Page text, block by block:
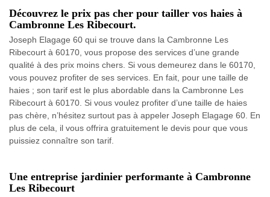
Découvrez le prix pas cher pour tailler vos haies à
Cambronne Les Ribecourt.
Joseph Elagage 60 qui se trouve dans la Cambronne Les
Ribecourt à 60170, vous propose des services d’une grande
qualité à des prix moins chers. Si vous demeurez dans le 60170,
vous pouvez profiter de ses services. En fait, pour une taille de
haies ; son tarif est le plus abordable dans la Cambronne Les
Ribecourt à 60170. Si vous voulez profiter d’une taille de haies
pas chère, n’hésitez surtout pas à appeler Joseph Elagage 60. En
plus de cela, il vous offrira gratuitement le devis pour que vous
puissiez connaître son tarif.
Une entreprise jardinier performante à Cambronne
Les Ribecourt